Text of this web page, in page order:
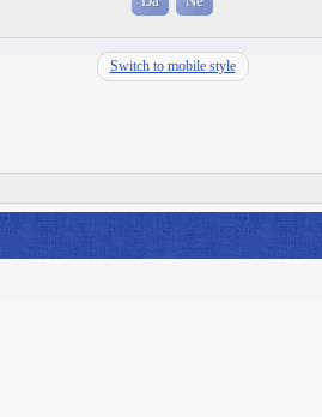
Switch to mobile style